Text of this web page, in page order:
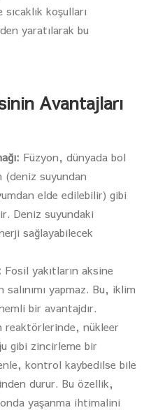
koşulları
yaratılarak bu
Avantajları
Füzyon, dünyada bol
suyundan
elde edilebilir) gibi
Deniz suyundaki
sağlayabilecek
Fosil yakıtların aksine
yapmaz. Bu, iklim
bir avantajdır.
reaktörlerinde, nükleer
gibi zincirleme bir
kontrol kaybedilse bile
durur. Bu özellik,
yaşanma ihtimalini